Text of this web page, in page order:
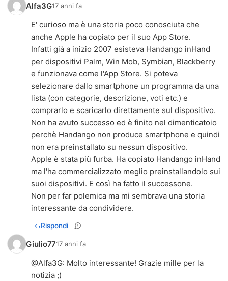
Alfa3G17 anni fa
E' curioso ma è una storia poco conosciuta che
anche Apple ha copiato per il suo App Store.
Infatti già a inizio 2007 esisteva Handango inHand
per dispositivi Palm, Win Mob, Symbian, Blackberry
e funzionava come l'App Store. Si poteva
selezionare dallo smartphone un programma da una
lista (con categorie, descrizione, voti etc.) e
comprarlo e scaricarlo direttamente sul dispositivo.
Non ha avuto successo ed è finito nel dimenticatoio
perchè Handango non produce smartphone e quindi
non era preinstallato su nessun dispositivo.
Apple è stata più furba. Ha copiato Handango inHand
ma l'ha commercializzato meglio preinstallandolo sui
suoi dispositivi. E così ha fatto il successone.
Non per far polemica ma mi sembrava una storia
interessante da condividere.
Rispondi
Giulio7717 anni fa
@Alfa3G: Molto interessante! Grazie mille per la
notizia ;)